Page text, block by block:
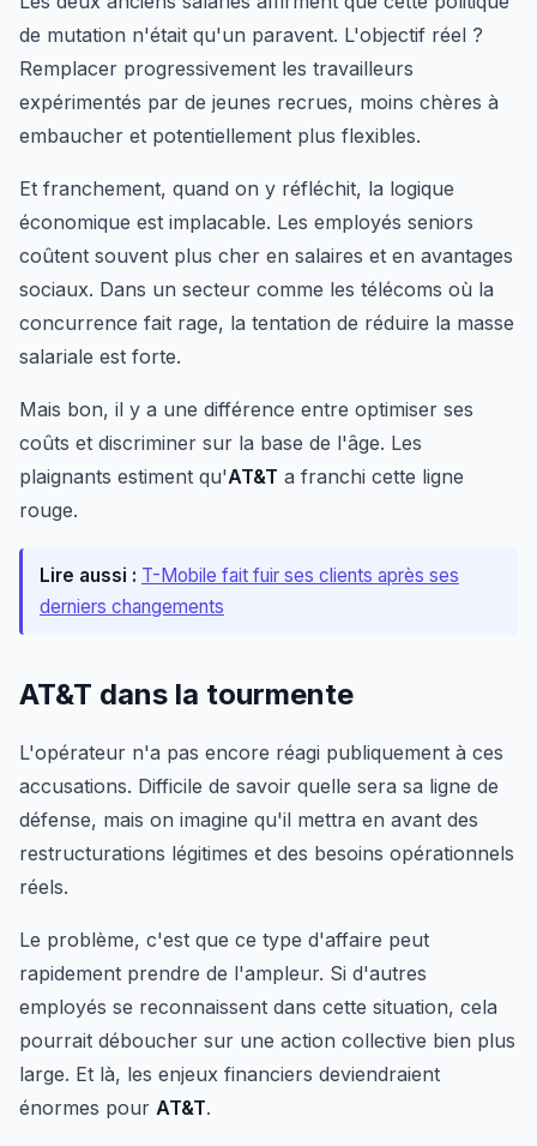
de mutation n'était qu'un paravent. L'objectif réel ?
Remplacer progressivement les travailleurs
expérimentés par de jeunes recrues, moins chères à
embaucher et potentiellement plus flexibles.
Et franchement, quand on y réfléchit, la logique
économique est implacable. Les employés seniors
coûtent souvent plus cher en salaires et en avantages
sociaux. Dans un secteur comme les télécoms où la
concurrence fait rage, la tentation de réduire la masse
salariale est forte.
Mais bon, il y a une différence entre optimiser ses
coûts et discriminer sur la base de l'âge. Les
plaignants estiment qu'AT&T a franchi cette ligne
rouge.
Lire aussi : T-Mobile fait fuir ses clients après ses
derniers changements
AT&T dans la tourmente
L'opérateur n'a pas encore réagi publiquement à ces
accusations. Difficile de savoir quelle sera sa ligne de
défense, mais on imagine qu'il mettra en avant des
restructurations légitimes et des besoins opérationnels
réels.
Le problème, c'est que ce type d'affaire peut
rapidement prendre de l'ampleur. Si d'autres
employés se reconnaissent dans cette situation, cela
pourrait déboucher sur une action collective bien plus
large. Et là, les enjeux financiers deviendraient
énormes pour AT&T.